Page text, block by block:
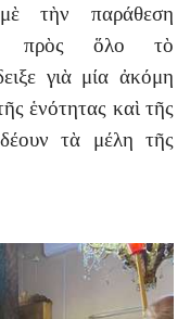
τὴν παράθεση
πρὸς ὅλο τὸ
γιὰ μία ἀκόμη
ἑνότητας καὶ τῆς
τὰ μέλη τῆς